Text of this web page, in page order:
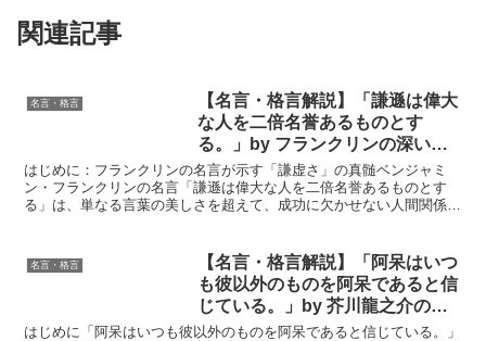
関連記事
名言・格言
【名言・格言解説】「謙遜は偉大
な人を二倍名誉あるものとす
る。」by フランクリンの深い意
味と得られる教訓
はじめに：フランクリンの名言が示す「謙虚さ」の真髄ベンジャミ
ン・フランクリンの名言「謙遜は偉大な人を二倍名誉あるものとす
る」は、単なる言葉の美しさを超えて、成功に欠かせない人間関係や
名言・格言
【名言・格言解説】「阿呆はいつ
も彼以外のものを阿呆であると信
じている。」by 芥川龍之介の深
い意味と得られる教訓
はじめに「阿呆はいつも彼以外のものを阿呆であると信じている。」